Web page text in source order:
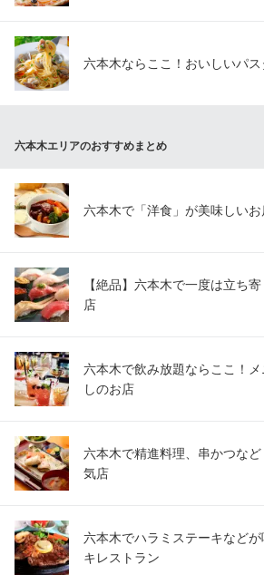
六本木ならここ！おいしいパ
六本木エリアのおすすめまとめ
六本木で「洋食」が美味しいお
【絶品】六本木で一度は立ち
店
六本木で飲み放題ならここ！
しのお店
六本木で精進料理、串かつな
気店
六本木でハラミステーキなど
キレストラン